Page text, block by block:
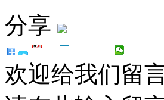
分享
欢迎给我们留